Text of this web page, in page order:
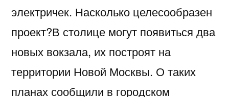
электричек. Насколько целесообразен
проект?В столице могут появиться два
новых вокзала, их построят на
территории Новой Москвы. О таких
планах сообщили в городском